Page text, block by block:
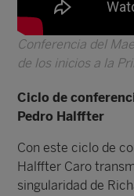
Conferencia del
de los inicios a la
Ciclo de
Pedro Halffter
Con este ciclo de
Halffter Caro
singularidad de